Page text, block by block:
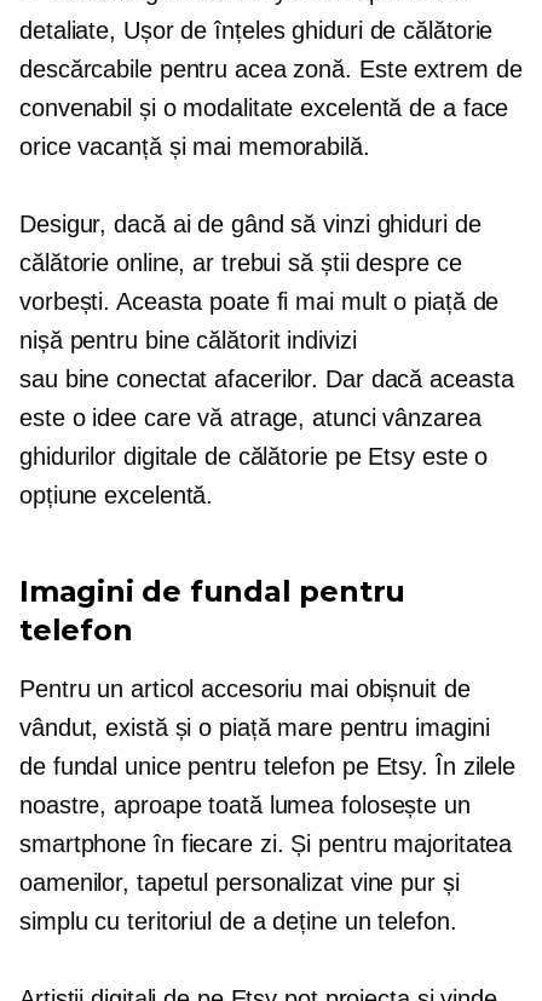
detaliate, Ușor de înțelesghiduri de călătorie
descărcabile pentru acea zonă. Este extrem de
convenabil și o modalitate excelentă de a face
orice vacanță și mai memorabilă.
Desigur, dacă ai de gând să vinzi ghiduri de
călătorie online, ar trebui să știi despre ce
vorbești. Aceasta poate fi mai mult o piață de
nișă pentru bine călătoritindivizi
sau bine conectat afacerilor. Dar dacă aceasta
este o idee care vă atrage, atunci vânzarea
ghidurilor digitale de călătorie pe Etsy este o
opțiune excelentă.
Imagini de fundal pentru
telefon
Pentru un articol accesoriu mai obișnuit de
vândut, există și o piață mare pentru imagini
de fundal unice pentru telefon pe Etsy. În zilele
noastre, aproape toată lumea folosește un
smartphone în fiecare zi. Și pentru majoritatea
oamenilor, tapetul personalizat vine pur și
simplu cu teritoriul de a deține un telefon.